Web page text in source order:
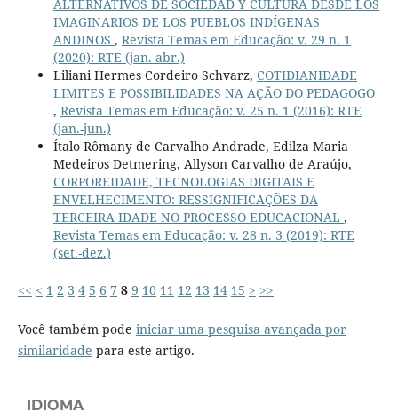
ALTERNATIVOS DE SOCIEDAD Y CULTURA DESDE LOS
IMAGINARIOS DE LOS PUEBLOS INDÍGENAS
ANDINOS , Revista Temas em Educação: v. 29 n. 1
(2020): RTE (jan.-abr.)
Liliani Hermes Cordeiro Schvarz, COTIDIANIDADE
LIMITES E POSSIBILIDADES NA AÇÃO DO PEDAGOGO
, Revista Temas em Educação: v. 25 n. 1 (2016): RTE
(jan.-jun.)
Ítalo Rômany de Carvalho Andrade, Edilza Maria
Medeiros Detmering, Allyson Carvalho de Araújo,
CORPOREIDADE, TECNOLOGIAS DIGITAIS E
ENVELHECIMENTO: RESSIGNIFICAÇÕES DA
TERCEIRA IDADE NO PROCESSO EDUCACIONAL ,
Revista Temas em Educação: v. 28 n. 3 (2019): RTE
(set.-dez.)
<< < 1 2 3 4 5 6 7 8 9 10 11 12 13 14 15 > >>
Você também pode iniciar uma pesquisa avançada por
similaridade para este artigo.
IDIOMA